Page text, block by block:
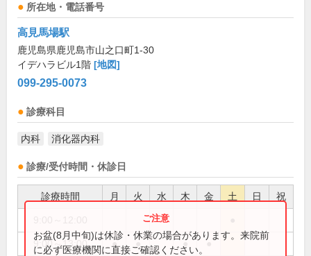
所在地・電話番号
高見馬場駅
鹿児島県鹿児島市山之口町1-30
イデハラビル1階 [地図]
099-295-0073
診療科目
内科 消化器内科
診療/受付時間・休診日
診療時間 月 火 水 木 金 土 日 祝
9:00～13:00 ● ● ● ●
お盆(8月中旬)は休診・休業の場合があります。来院前
に必ず医療機関に直接ご確認ください。